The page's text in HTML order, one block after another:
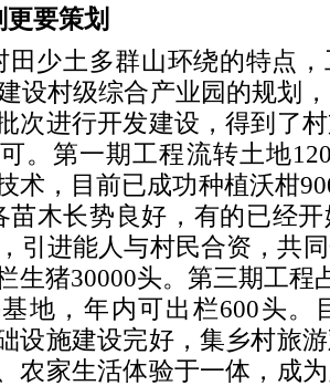
要策划
田少土多群山环绕的特点
设村级综合产业园的规划
次进行开发建设，得到了
。第一期工程流转土地
术，目前已成功种植沃柑
苗木长势良好，有的已经
引进能人与村民合资，共
生猪30000头。第三期工程
地，年内可出栏600头。
设施建设完好，集乡村旅
农家生活体验于一体，成